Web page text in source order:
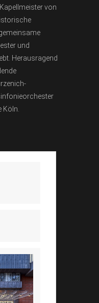
von
und
Herausragend
Köln.